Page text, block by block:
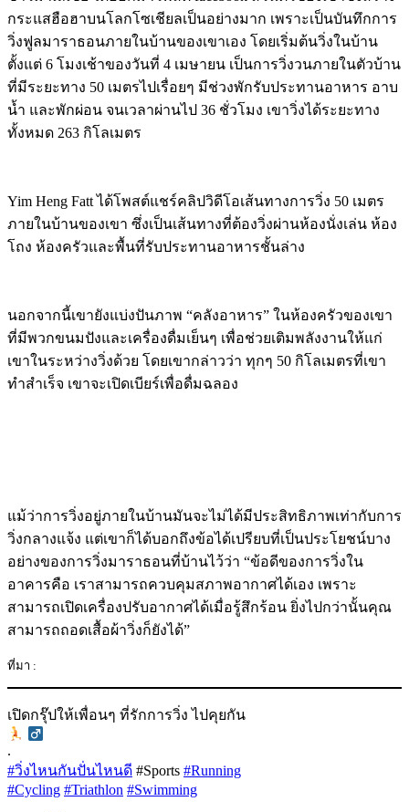
กระแสฮือฮาบนโลกโซเชียลเป็นอย่างมาก เพราะเป็นบันทึกการ
วิ่งฟูลมาราธอนภายในบ้านของเขาเอง โดยเริ่มต้นวิ่งในบ้าน
ตั้งแต่ 6 โมงเช้าของวันที่ 4 เมษายน เป็นการวิ่งวนภายในตัวบ้าน
ที่มีระยะทาง 50 เมตรไปเรื่อยๆ มีช่วงพักรับประทานอาหาร อาบ
น้ำ และพักผ่อน จนเวลาผ่านไป 36 ชั่วโมง เขาวิ่งได้ระยะทาง
ทั้งหมด 263 กิโลเมตร
Yim Heng Fatt ได้โพสต์แชร์คลิปวิดีโอเส้นทางการวิ่ง 50 เมตร
ภายในบ้านของเขา ซึ่งเป็นเส้นทางที่ต้องวิ่งผ่านห้องนั่งเล่น ห้อง
โถง ห้องครัวและพื้นที่รับประทานอาหารชั้นล่าง
นอกจากนี้เขายังแบ่งปันภาพ “คลังอาหาร” ในห้องครัวของเขา
ที่มีพวกขนมปังและเครื่องดื่มเย็นๆ เพื่อช่วยเติมพลังงานให้แก่
เขาในระหว่างวิ่งด้วย โดยเขากล่าวว่า ทุกๆ 50 กิโลเมตรที่เขา
ทำสำเร็จ เขาจะเปิดเบียร์เพื่อดื่มฉลอง
แม้ว่าการวิ่งอยู่ภายในบ้านมันจะไม่ได้มีประสิทธิภาพเท่ากับการ
วิ่งกลางแจ้ง แต่เขาก็ได้บอกถึงข้อได้เปรียบที่เป็นประโยชน์บาง
อย่างของการวิ่งมาราธอนที่บ้านไว้ว่า “ข้อดีของการวิ่งใน
อาคารคือ เราสามารถควบคุมสภาพอากาศได้เอง เพราะ
สามารถเปิดเครื่องปรับอากาศได้เมื่อรู้สึกร้อน ยิ่งไปกว่านั้นคุณ
สามารถถอดเสื้อผ้าวิ่งก็ยังได้”
ที่มา :
เปิดกรุ๊ปให้เพื่อนๆ ที่รักการวิ่ง ไปคุยกัน
.
#วิ่งไหนกันปั่นไหนดี #Sports #Running
#Cycling #Triathlon #Swimming